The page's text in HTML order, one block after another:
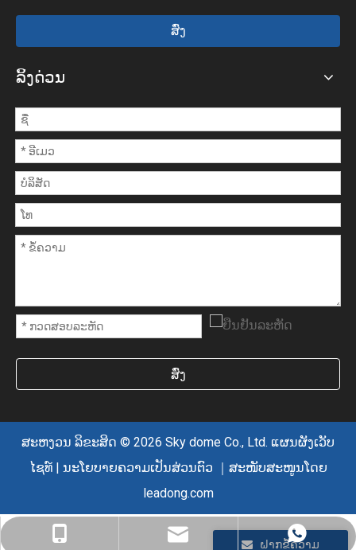
+86-137-0128-0809
sales@skyairdome.com
+86-137-0128-0809
ຝາກຂໍ້ຄວາມ
ສົ່ງ
ລິ້ງດ່ວນ
ສົ່ງ
ສະຫງວນ ລິຂະສິດ © 2026 Sky dome Co., Ltd. ແຜນຜັງເວັບ
ໄຊທ໌| ນະໂຍບາຍຄວາມເປັນສ່ວນຕົວ
｜ສະໜັບສະໜູນໂດຍ
leadong.com